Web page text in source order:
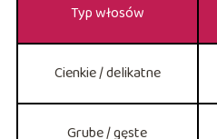
Typ włosów
Cienkie / delikatne
Grube / gęste